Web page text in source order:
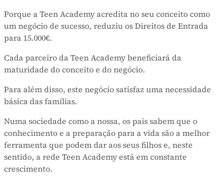
Porque a Teen Academy acredita no seu conceito como
um negócio de sucesso, reduziu os Direitos de Entrada
para 15.000€.
Cada parceiro da Teen Academy beneficiará da
maturidade do conceito e do negócio.
Para além disso, este negócio satisfaz uma necessidade
básica das famílias.
Numa sociedade como a nossa, os pais sabem que o
conhecimento e a preparação para a vida são a melhor
ferramenta que podem dar aos seus filhos e, neste
sentido, a rede Teen Academy está em constante
crescimento.